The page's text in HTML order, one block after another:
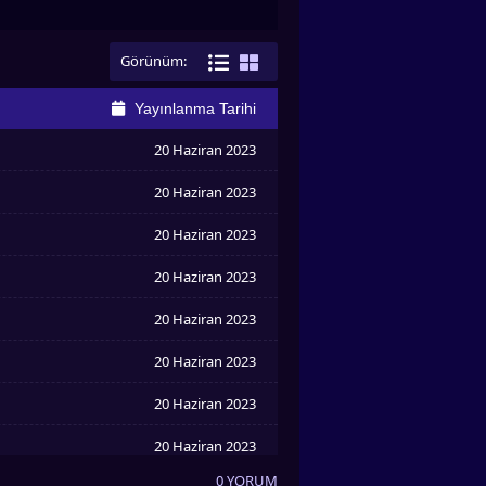
Görünüm:
Yayınlanma Tarihi
20 Haziran 2023
20 Haziran 2023
20 Haziran 2023
20 Haziran 2023
20 Haziran 2023
20 Haziran 2023
20 Haziran 2023
20 Haziran 2023
0 YORUM